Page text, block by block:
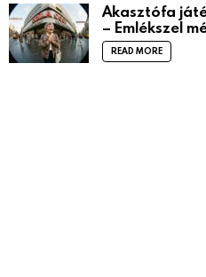
Akasztófa
– Emlékszel
READ MORE